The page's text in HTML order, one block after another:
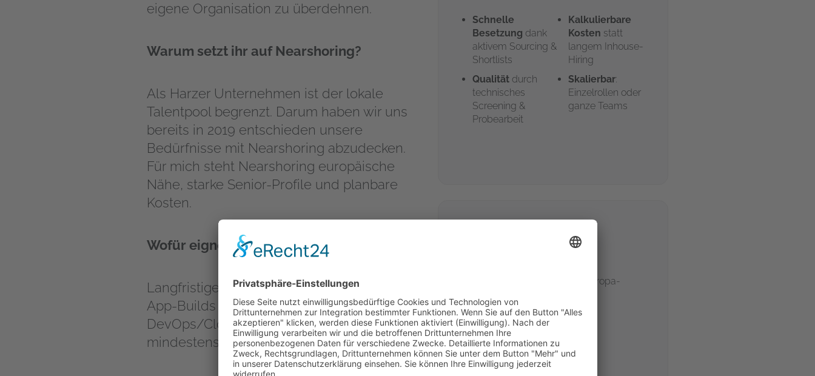
eigene Organisation zu überdehnen.
Warum setzt ihr auf Nearshoring?
Als Harzer Unternehmen ist der lokale
Talentpool begrenzt. Darum haben wir uns
bereits in 2019 entschieden unsere
Bedürfnisse mit Nearshoring abzudecken.
Für mich steht Nearshoring europäische
Nähe, starke Senior-Profile und planbare
Kosten.
Wofür eignet sich Nearshoring besonders?
Langfristige Produkt-/Plattformentwicklung,
App-Builds (Web, iOS, Android),
DevOps/Cloud, QA sowie Projekt-Peaks von
mindestens 6 Monaten.
Schnelle
Besetzung dank
aktivem Sourcing &
Shortlists
Qualität durch
technisches
Screening &
Probearbeit
Kalkulierbare
Kosten statt
langem Inhouse-
Hiring
Skalierbar:
Einzelrollen oder
ganze Teams
IT für Harz • DACH-Projekte & Europa-
📞 +49 15 678 573 735
✉️ office@northitgroup.com